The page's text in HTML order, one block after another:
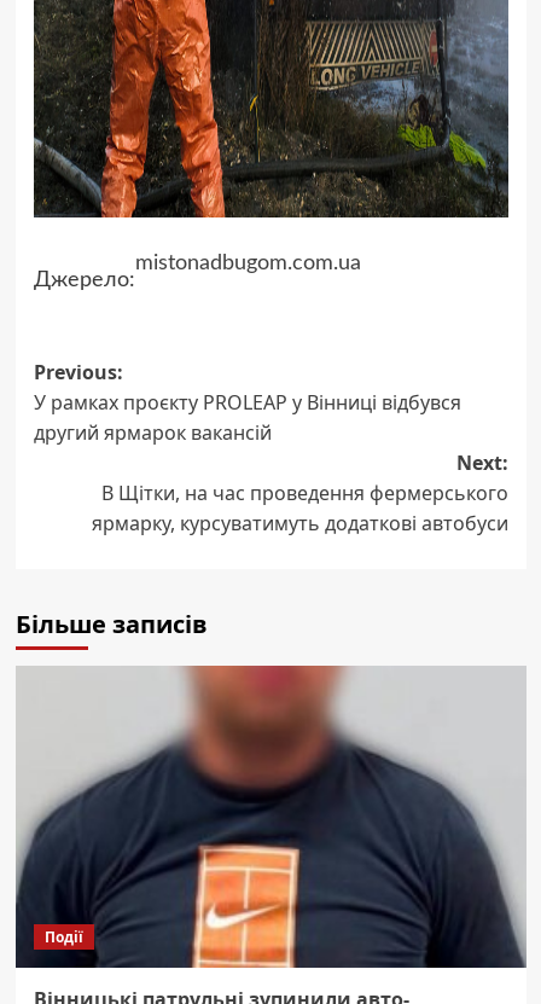
Джерело:
mistonadbugom.com.ua
Post
navigation
Previous:
У рамках проєкту PROLEAP у Вінниці відбувся
другий ярмарок вакансій
Next:
В Щітки, на час проведення фермерського
ярмарку, курсуватимуть додаткові автобуси
Більше записів
Події